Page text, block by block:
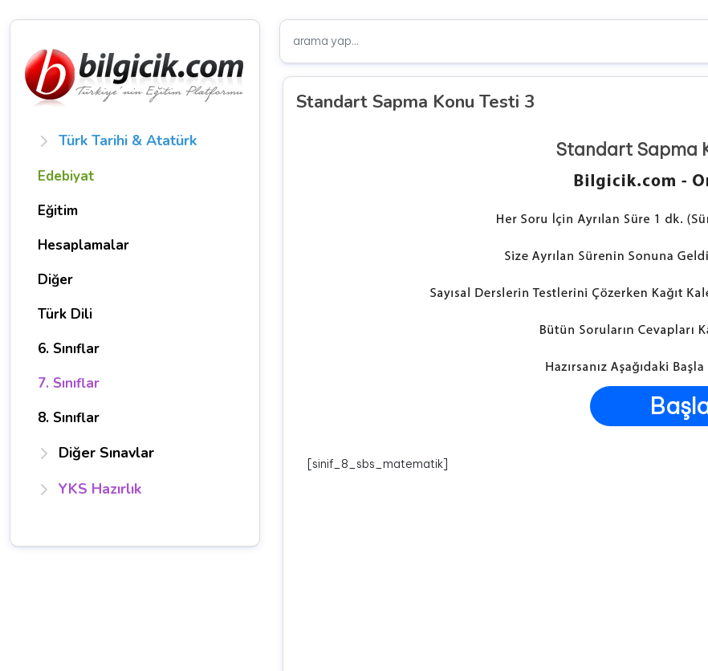
Türk Tarihi & Atatürk
Edebiyat
Eğitim
Hesaplamalar
Diğer
Türk Dili
6. Sınıflar
7. Sınıflar
8. Sınıflar
Diğer Sınavlar
YKS Hazırlık
Standart Sapma Konu Testi 3
Standart Sapma
[sinif_8_sbs_matematik]